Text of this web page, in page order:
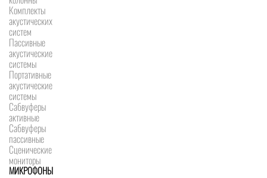
Комплекты
акустических
систем
Пассивные
акустические
системы
Портативные
акустические
системы
Сабвуферы
активные
Сабвуферы
пассивные
Сценические
мониторы
МИКРОФОНЫ